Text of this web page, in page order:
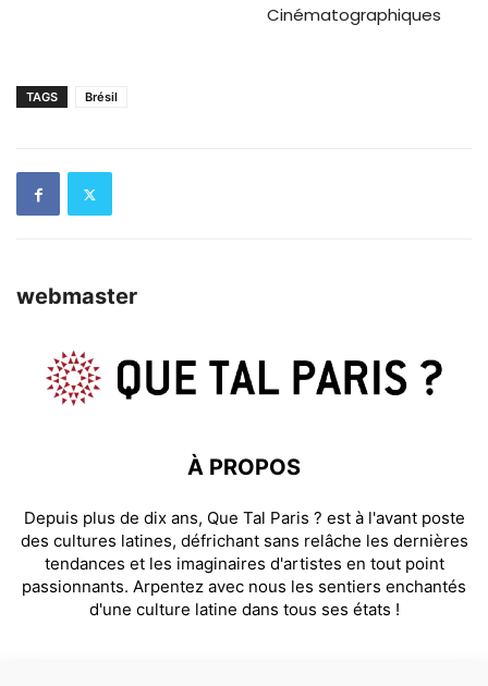
Cinématographiques
TAGS Brésil
webmaster
À PROPOS
Depuis plus de dix ans, Que Tal Paris ? est à l'avant poste
des cultures latines, défrichant sans relâche les dernières
tendances et les imaginaires d'artistes en tout point
passionnants. Arpentez avec nous les sentiers enchantés
d'une culture latine dans tous ses états !